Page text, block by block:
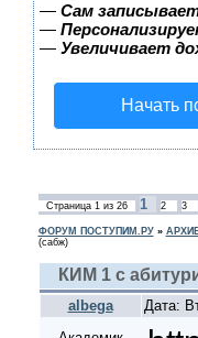
— Сам
—
— Увеличивает
Начать
Страница 1из 26 1 2 3
ФОРУМ ПОСТУПИМ.РУ»
(сабж)
КИМ 1 с
albega Дата: